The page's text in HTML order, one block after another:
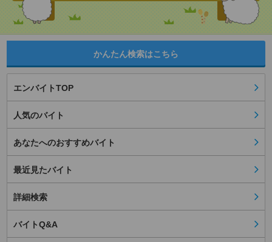
かんたん検索はこちら
エンバイトTOP
人気のバイト
あなたへのおすすめバイト
最近見たバイト
詳細検索
バイトQ&A